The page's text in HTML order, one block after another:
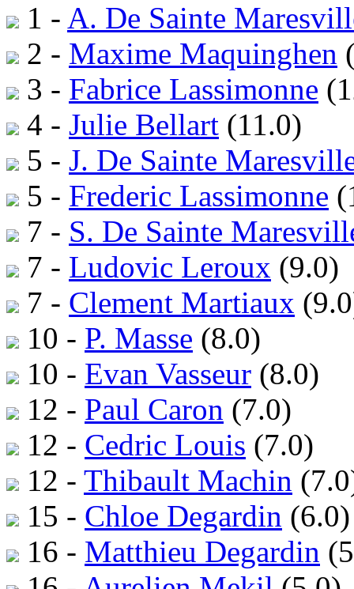
1 - A. De Sainte
2 - Maxime Maquinghen
3 - Fabrice Lassimonne
4 - Julie Bellart (11.0)
5 - J. De Sainte
5 - Frederic Lassimonne
7 - S. De Sainte
7 - Ludovic Leroux (9.0)
7 - Clement Martiaux
10 - P. Masse (8.0)
10 - Evan Vasseur (8.0)
12 - Paul Caron (7.0)
12 - Cedric Louis (7.0)
12 - Thibault Machin
15 - Chloe Degardin (6.0)
16 - Matthieu Degardin